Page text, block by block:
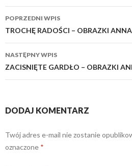
Zobacz
wpisy
POPRZEDNI WPIS
TROCHĘ RADOŚCI – OBRAZKI
NASTĘPNY WPIS
ZACISNIĘTE GARDŁO – OBRAZKI
DODAJ KOMENTARZ
Twój adres e-mail nie zostanie
oznaczone *